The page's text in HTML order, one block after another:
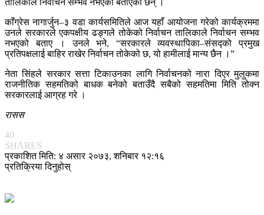
काँग्रेस नागार्जुन–३ वडा कार्यसमितिले आज यहाँ आयोजना गरेको कार्यक्रममा
उनले सरकारले एकपक्षीय ढङ्गले तोकेको निर्वाचन तालिकाले निर्वाचन सम्भव
नभएको बताए । उनले भने, “सरकारले व्यवस्थापिका–संसद्को प्रमुख
प्रतिपक्षलाई बाहिर राखेर निर्वाचन तोकेको छ, यो हामीलाई मान्य छैन ।”
नेता सिंहले सरकार सत्ता टिकाउनका लागि निर्वाचनको नारा दिएर मुलुकमा
राजनीतिक सहमतिको बाधक बनेको बताउँदै सबैको सहमतिमा मिति तोक्न
सरकारलाई आग्रह गरे ।
रासस
40
SHARES
प्रकाशित मिति: ४ असार २०७३, शनिबार १२:१६
प्रतिक्रिया दिनुहोस्